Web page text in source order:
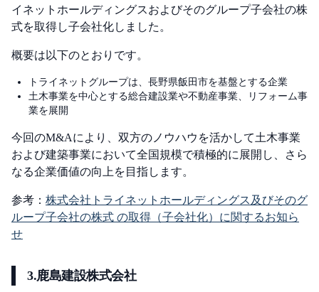
イネットホールディングスおよびそのグループ子会社の株
式を取得し子会社化しました。
概要は以下のとおりです。
トライネットグループは、長野県飯田市を基盤とする企業
土木事業を中心とする総合建設業や不動産事業、リフォーム事
業を展開
今回のM&Aにより、双方のノウハウを活かして土木事業
および建築事業において全国規模で積極的に展開し、さら
なる企業価値の向上を目指します。
参考： 株式会社トライネットホールディングス及びそのグ
ループ子会社の株式 の取得（子会社化）に関するお知ら
せ
3.鹿島建設株式会社